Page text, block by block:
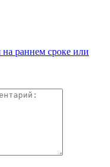
раннем сроке или